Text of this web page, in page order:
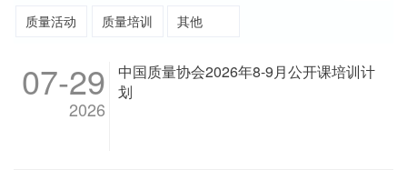
质量活动 质量培训 其他
中国质量协会2026年8-9月公开课培训计
划
07-29
2026